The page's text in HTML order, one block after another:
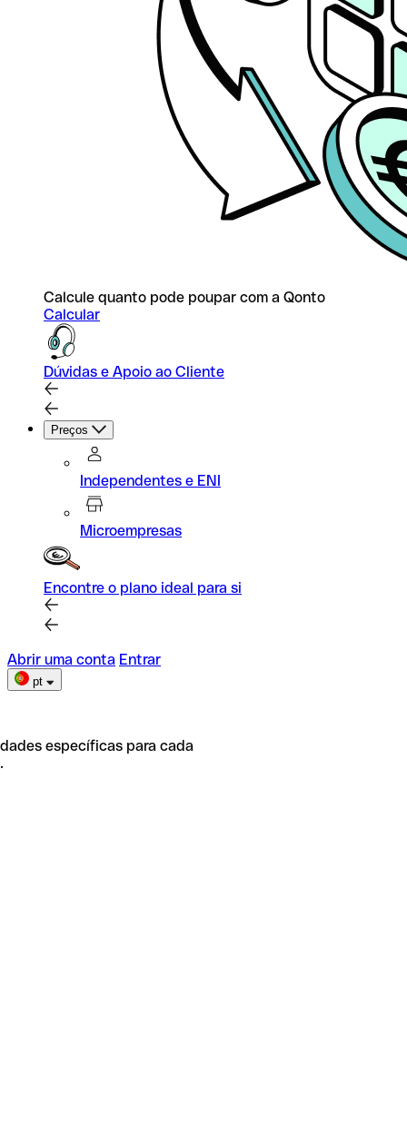
Calcule quanto pode poupar com a Qonto
Calcular
Dúvidas e Apoio ao Cliente
Preços
Independentes e ENI
Microempresas
Encontre o plano ideal para si
Abrir uma conta Entrar
pt
específicas para cada